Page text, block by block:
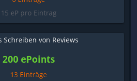
15 eP pro Eintrag
Schreiben von Reviews
200 ePoints
13 Einträge